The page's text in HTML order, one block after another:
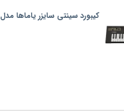
کیبورد سینتی سایزر یاماها مدل Reface DX